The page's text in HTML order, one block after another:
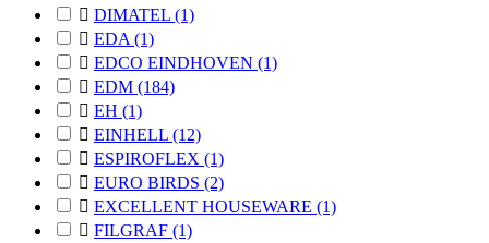
 DIMATEL (1)
 EDA(1)
 EDCO EINDHOVEN (1)
 EDM (184)
 EH (1)
 EINHELL (12)
 ESPIROFLEX (1)
 EURO BIRDS (2)
 EXCELLENT HOUSEWARE (1)
 FILGRAF (1)